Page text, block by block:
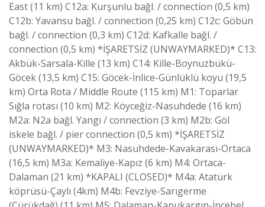
East (11 km) C12a: Kurşunlu bağl. / connection (0,5 km)
C12b: Yavansu bağl. / connection (0,25 km) C12c: Göbün
bağl. / connection (0,3 km) C12d: Kafkalle bağl. /
connection (0,5 km) *İŞARETSİZ (UNWAYMARKED)* C13:
Akbük-Sarsala-Kille (13 km) C14: Kille-Boynuzbükü-
Göcek (13,5 km) C15: Göcek-İnlice-Günlüklü koyu (19,5
km) Orta Rota / Middle Route (115 km) M1: Toparlar
Sığla rotası (10 km) M2: Köyceğiz-Nasuhdede (16 km)
M2a: N2a bağl. Yangı / connection (3 km) M2b: Göl
iskele bağl. / pier connection (0,5 km) *İŞARETSİZ
(UNWAYMARKED)* M3: Nasuhdede-Kavakarası-Ortaca
(16,5 km) M3a: Kemaliye-Kapız (6 km) M4: Ortaca-
Dalaman (21 km) *KAPALI (CLOSED)* M4a: Atatürk
köprüsü-Çaylı (4km) M4b: Fevziye-Sarıgerme